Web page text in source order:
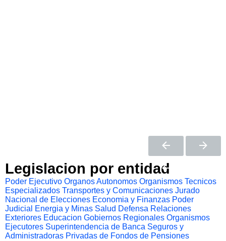
Legislacion por entidad
Poder Ejecutivo Organos Autonomos Organismos Tecnicos
Especializados Transportes y Comunicaciones Jurado
Nacional de Elecciones Economia y Finanzas Poder
Judicial
Energia y Minas Salud Defensa Relaciones
Exteriores Educacion Gobiernos Regionales Organismos
Ejecutores Superintendencia de Banca Seguros y
Administradoras Privadas de Fondos de Pensiones